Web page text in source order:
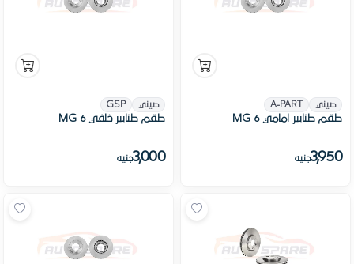
صيني A-PART
طقم طنابير امامي MG 6
3,950جنيه
صيني GSP
طقم طنابير خلفي MG 6
3,000جنيه